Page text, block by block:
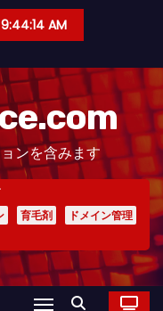
9:44:14 AM
ンを含みます
育毛剤
ドメイン管理